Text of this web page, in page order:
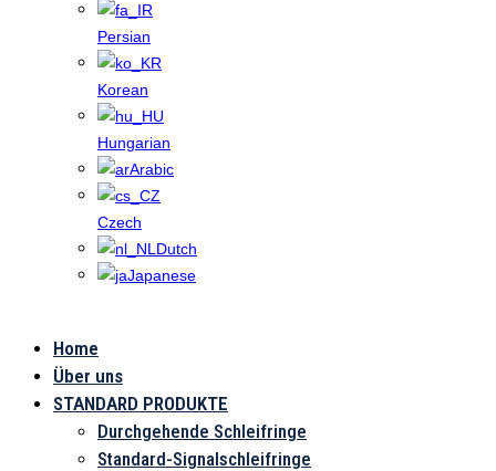
Persian
Korean
Hungarian
Arabic
Czech
Dutch
Japanese
Home
Über uns
STANDARD PRODUKTE
Durchgehende Schleifringe
Standard-Signalschleifringe
Die
Anwendung